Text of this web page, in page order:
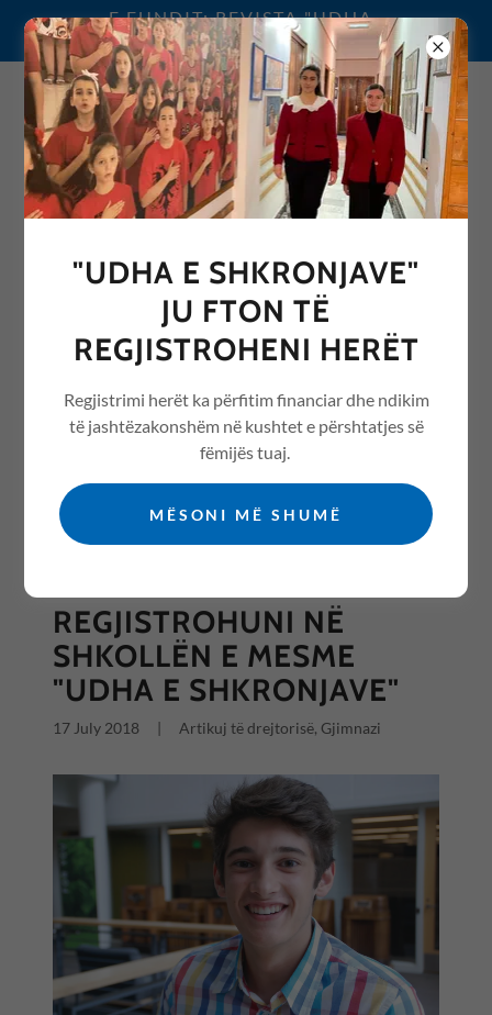
E FUNDIT: REVISTA "UDHA
E SHKRONJAVE" 2026
0692076068
REVISTA "UDHA E
SHKRONJAVE" ME ARTIKUJ
NGA ARSIMI /EDUCATION
All Posts
REGJISTROHUNI NË
SHKOLLËN E MESME
"UDHA E SHKRONJAVE"
17 July 2018 Artikuj të drejtorisë, Gjimnazi
"UDHA E SHKRONJAVE"
JU FTON TË
REGJISTROHENI HERËT
Regjistrimi herët ka përfitim financiar dhe ndikim
të jashtëzakonshëm në kushtet e përshtatjes së
fëmijës tuaj.
MËSONI MË SHUMË